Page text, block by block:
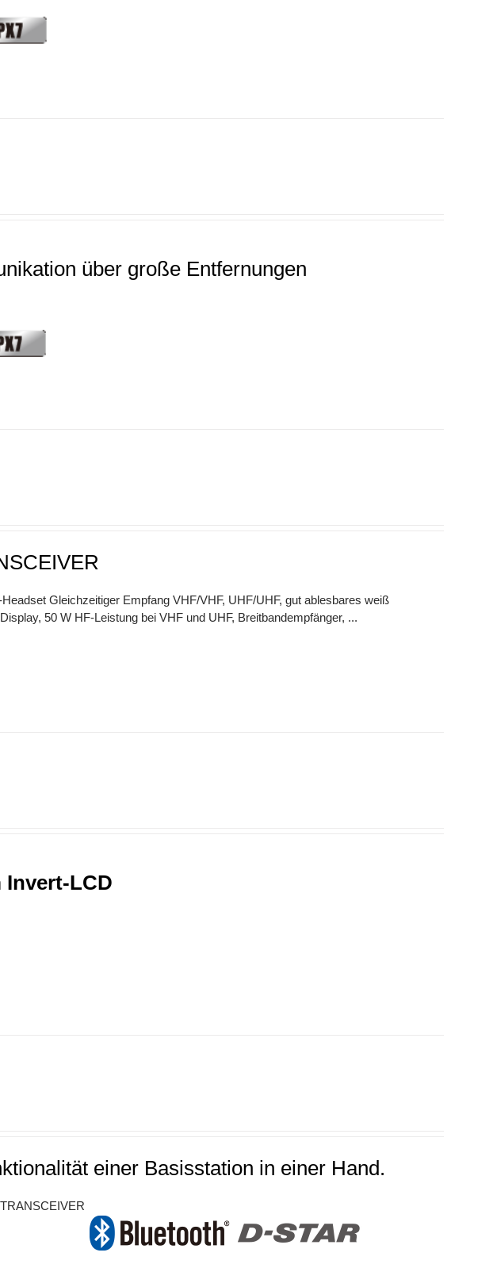
über große Entfernungen
Gleichzeitiger Empfang VHF/VHF, UHF/UHF, gut ablesbares weiß
50 W HF-Leistung bei VHF und UHF, Breitbandempfänger, ...
Invert-LCD
einer Basisstation in einer Hand.